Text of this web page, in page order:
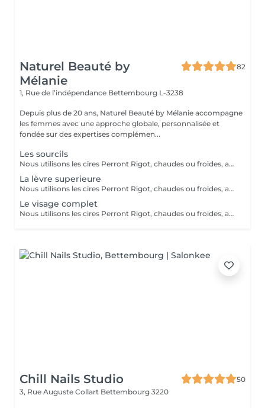
Naturel Beauté by
Mélanie
82
1, Rue de l’indépendance Bettembourg L-3238
Depuis plus de 20 ans, Naturel Beauté by Mélanie accompagne
les femmes avec une approche globale, personnalisée et
fondée sur des expertises complémen...
Les sourcils
Nous utilisons les cires Perront Rigot, chaudes ou froides, avec ou sans bandes pour convenir au mieux à chaque zones du corps.
La lèvre superieure
Nous utilisons les cires Perront Rigot, chaudes ou froides, avec ou sans bandes pour convenir au mieux à chaque zones du corps.
Le visage complet
Nous utilisons les cires Perront Rigot, chaudes ou froides, avec ou sans bandes pour convenir au mieux à chaque zones du corps.
Chill Nails Studio
50
3, Rue Auguste Collart Bettembourg 3220